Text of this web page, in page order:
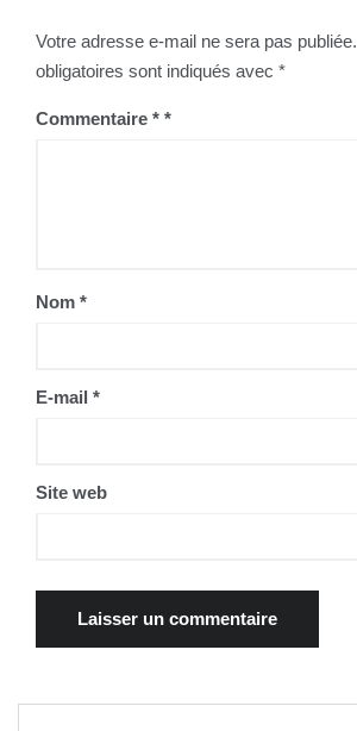
Votre adresse e-mail ne sera pas publiée.
obligatoires sont indiqués avec *
Commentaire *
Nom *
E-mail *
Site web